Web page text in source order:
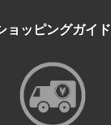
ョッピングガイド